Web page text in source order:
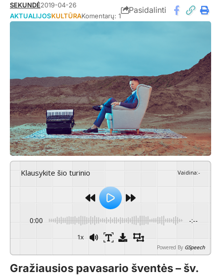
SEKUNDĖ2019-04-26
AKTUALIJOSKULTŪRAKomentarų: 1
Pasidalinti
Klausykite šio turinio Vaidina:-
0:00 -:--
1x
Powered By GSpeech
Gražiausios pavasario šventės – šv.